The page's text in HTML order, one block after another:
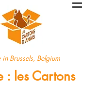
Brussels, Belgium
: les Cartons